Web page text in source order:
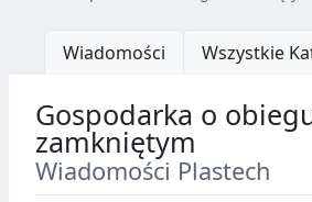
Wiadomości Wszystkie
Gospodarka o
zamkniętym
Wiadomości Plastech